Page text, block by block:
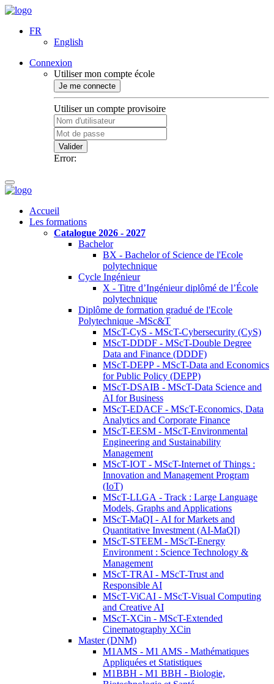
FR
English
Connexion
Utiliser mon compte école
Je me connecte
Utiliser un compte provisoire
Valider
Error:
Accueil
Les formations
Catalogue 2026 - 2027
Bachelor
BX - Bachelor of Science de l'Ecole
polytechnique
Cycle Ingénieur
X - Titre d’Ingénieur diplômé de l’École
polytechnique
Diplôme de formation gradué de l'Ecole
Polytechnique -MSc&T
MScT-CyS - MScT-Cybersecurity (CyS)
MScT-DDDF - MScT-Double Degree
Data and Finance (DDDF)
MScT-DEPP - MScT-Data and Economics
for Public Policy (DEPP)
MScT-DSAIB - MScT-Data Science and
AI for Business
MScT-EDACF - MScT-Economics, Data
Analytics and Corporate Finance
MScT-EESM - MScT-Environmental
Engineering and Sustainability
Management
MScT-IOT - MScT-Internet of Things :
Innovation and Management Program
(IoT)
MScT-LLGA - Track : Large Language
Models, Graphs and Applications
MScT-MaQI - AI for Markets and
Quantitative Investment (AI-MaQI)
MScT-STEEM - MScT-Energy
Environment : Science Technology &
Management
MScT-TRAI - MScT-Trust and
Responsible AI
MScT-ViCAI - MScT-Visual Computing
and Creative AI
MScT-XCin - MScT-Extended
Cinematography XCin
Master (DNM)
M1AMS - M1 AMS - Mathématiques
Appliquées et Statistiques
M1BBH - M1 BBH - Biologie,